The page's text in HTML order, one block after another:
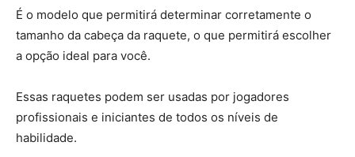
É o modelo que permitirá determinar corretamente o
tamanho da cabeça da raquete, o que permitirá escolher
a opção ideal para você.
Essas raquetes podem ser usadas por jogadores
profissionais e iniciantes de todos os níveis de
habilidade.